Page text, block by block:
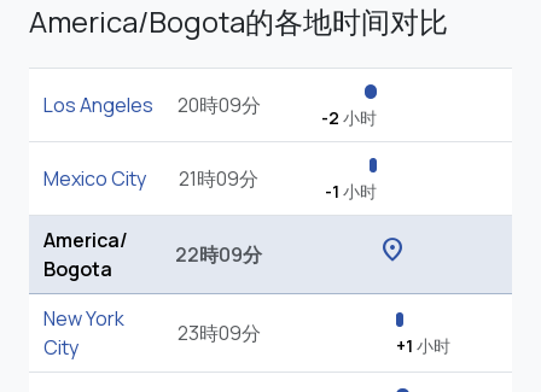
America/Bogota的各地时间对比
Los Angeles 20時09分 -2 小时
Mexico City 21時09分 -1 小时
America/
Bogota
22時09分 location_on
New York
City
23時09分 +1 小时